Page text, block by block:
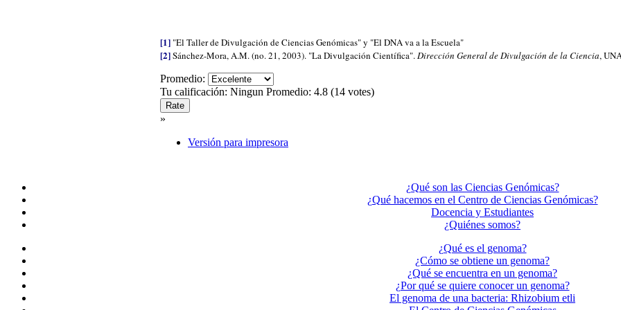
[1] "El Taller de Divulgación de Ciencias Genómicas" y "El DNA va a la Escuela"
[2]Sánchez-Mora, A.M. (no. 21, 2003). "La Divulgación Científica".Dirección General de Divulgación de la Ciencia,
Promedio:
Tu calificación: Ningun Promedio: 4.8 (14 votes)
»
Versión para impresora
¿Qué son las Ciencias Genómicas?
¿Qué hacemos en el Centro de Ciencias Genómicas?
Docencia y Estudiantes
¿Quiénes somos?
¿Qué es el genoma?
¿Cómo se obtiene un genoma?
¿Qué se encuentra en un genoma?
¿Por qué se quiere conocer un genoma?
El genoma de una bacteria: Rhizobium etli